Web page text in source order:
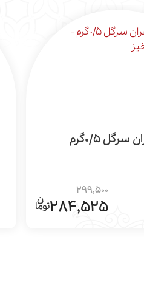
سرگل 0/5گرم
299,500
284,525